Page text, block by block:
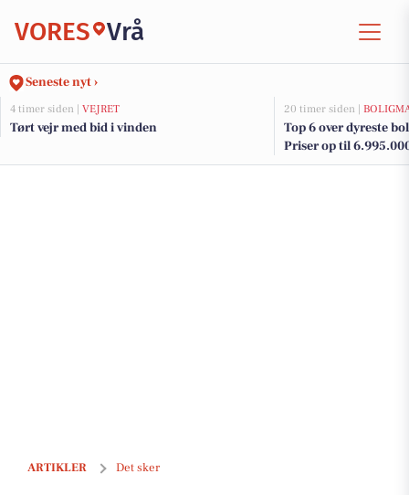
VORES Vrå
Seneste nyt ›
4 timer siden | VEJRET
Tørt vejr med bid i vinden
20 timer siden |
Top 6 over dyreste
Priser op til
ARTIKLER Det sker
Oplev åben have i Tollestrup og historiske rundvisninger på